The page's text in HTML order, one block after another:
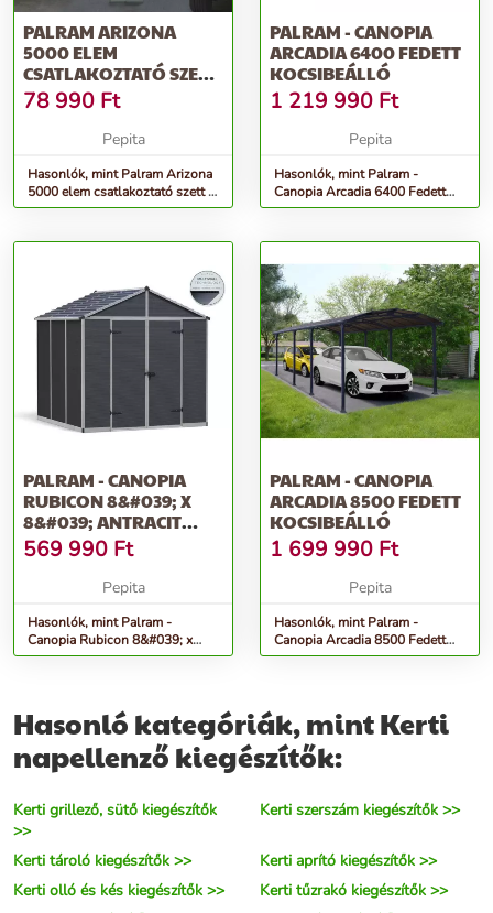
PALRAM ARIZONA
5000 ELEM
CSATLAKOZTATÓ SZETT
- ARIZONA EZ LINK KIT
78 990 Ft
Pepita
Hasonlók, mint Palram Arizona
5000 elem csatlakoztató szett -
Arizona EZ link kit
PALRAM - CANOPIA
ARCADIA 6400 FEDETT
KOCSIBEÁLLÓ
1 219 990 Ft
Pepita
Hasonlók, mint Palram -
Canopia Arcadia 6400 Fedett
kocsibeálló
PALRAM - CANOPIA
RUBICON 8&#039; X
8&#039; ANTRACIT
HEAVY DUTY TÁ...
569 990 Ft
Pepita
Hasonlók, mint Palram -
Canopia Rubicon 8&#039; x
8&#039; antracit heavy duty tá...
PALRAM - CANOPIA
ARCADIA 8500 FEDETT
KOCSIBEÁLLÓ
1 699 990 Ft
Pepita
Hasonlók, mint Palram -
Canopia Arcadia 8500 Fedett
kocsibeálló
Hasonló kategóriák, mint Kerti
napellenző kiegészítők:
Kerti grillező, sütő kiegészítők
>>
Kerti szerszám kiegészítők >>
Kerti tároló kiegészítők >>
Kerti aprító kiegészítők >>
Kerti olló és kés kiegészítők >>
Kerti tűzrakó kiegészítők >>